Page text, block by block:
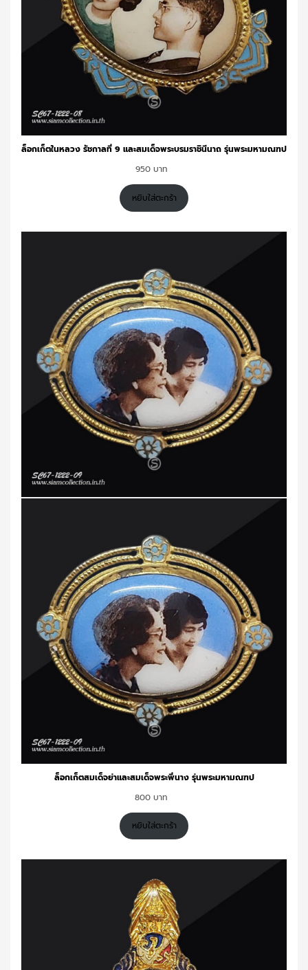
ล็อกเก็ตในหลวง รัชกาลที่ 9 และสมเด็จพระบรมราชินีนาถ รุ่นพระมหามณฑป
950
หยิบใส่ตะกร้า
ล็อกเก็ตสมเด็จย่าและสมเด็จพระพี่นาง รุ่นพระมหามณฑป
800
หยิบใส่ตะกร้า